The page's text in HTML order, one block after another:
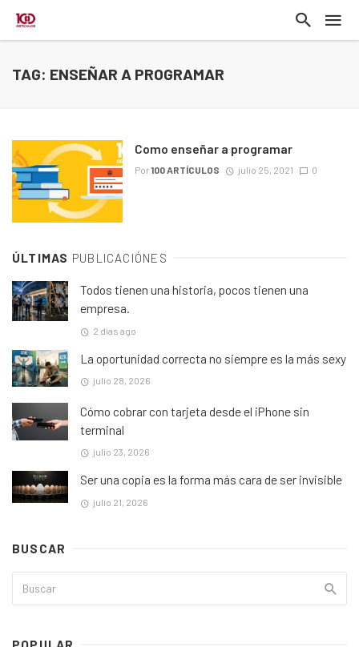
TAG: ENSEÑAR A PROGRAMAR
Como enseñar a programar
Por100 ARTÍCULOS julio 25, 2021 0
ÚLTIMAS PUBLICACIÓNES
Todos tienen una historia, pocos tienen una
empresa.
2 días ago
La oportunidad correcta no siempre es la más sexy
julio 28, 2026
Cómo cobrar con tarjeta desde el iPhone sin
terminal
julio 23, 2026
Ser una copia es la forma más cara de ser invisible
julio 21, 2026
BUSCAR